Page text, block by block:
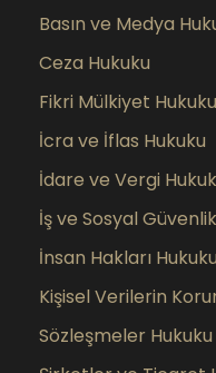
Basın ve Medya
Ceza Hukuku
Fikri Mülkiyet Hukuku
İcra ve İflas Hukuku
İdare ve Vergi
İş ve Sosyal
İnsan Hakları Hukuku
Kişisel Verilerin
Sözleşmeler Hukuku